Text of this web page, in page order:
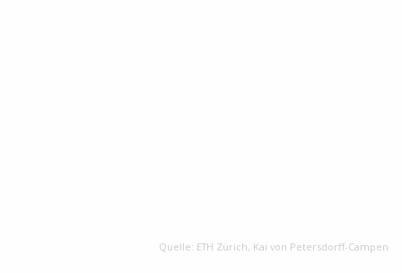
Quelle: ETH Zürich, Kai von Petersdorff-Campen